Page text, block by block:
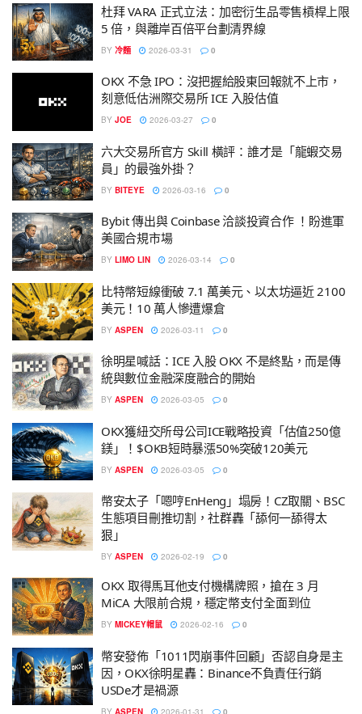
杜拜 VARA 正式立法：加密衍生品零售槓桿上限
5 倍，與離岸百倍平台劃清界線
BY 冷麵 2026-03-31 0
OKX 不急 IPO：沒把握給股東回報就不上市，
刻意低估洲際交易所 ICE 入股估值
BY JOE 2026-03-27 0
六大交易所官方 Skill 橫評：誰才是「龍蝦交易
員」的最強外掛？
BY BITEYE 2026-03-16 0
Bybit 傳出與 Coinbase 洽談投資合作 ！盼進軍
美國合規市場
BY LIMO LIN 2026-03-14 0
比特幣短線衝破 7.1 萬美元、以太坊逼近 2100
美元！10 萬人慘遭爆倉
BY ASPEN 2026-03-11 0
徐明星喊話：ICE 入股 OKX 不是終點，而是傳
統與數位金融深度融合的開始
BY ASPEN 2026-03-05 0
OKX獲紐交所母公司ICE戰略投資「估值250億
鎂」！$OKB短時暴漲50%突破120美元
BY ASPEN 2026-03-05 0
幣安太子「嗯哼EnHeng」塌房！CZ取關、BSC
生態項目刪推切割，社群轟「舔何一舔得太
狠」
BY ASPEN 2026-02-19 0
OKX 取得馬耳他支付機構牌照，搶在 3 月
MiCA 大限前合規，穩定幣支付全面到位
BY MICKEY帽鼠 2026-02-16 0
幣安發佈「1011閃崩事件回顧」否認自身是主
因，OKX徐明星轟：Binance不負責任行銷
USDe才是禍源
BY ASPEN 2026-01-31 0